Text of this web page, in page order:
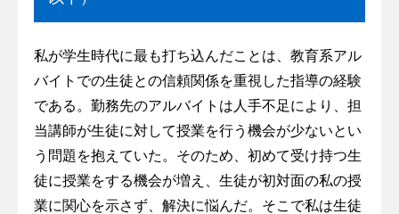
私が学生時代に最も打ち込んだことは、教育系アル
バイトでの生徒との信頼関係を重視した指導の経験
である。勤務先のアルバイトは人手不足により、担
当講師が生徒に対して授業を行う機会が少ないとい
う問題を抱えていた。そのため、初めて受け持つ生
徒に授業をする機会が増え、生徒が初対面の私の授
業に関心を示さず、解決に悩んだ。そこで私は生徒